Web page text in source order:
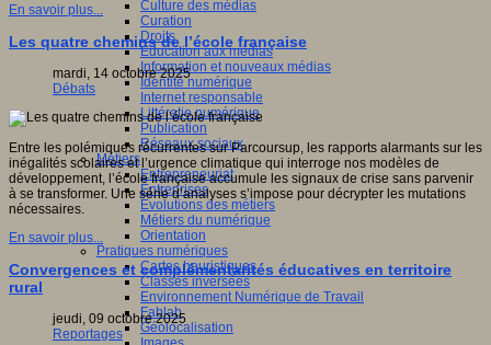
Culture des médias
Curation
Droits
Education aux médias
Information et nouveaux médias
Identité numérique
Internet responsable
Littératie numérique
Publication
Réseaux sociaux
Métiers
Entrepreneuriat
Entreprises
Evolutions des métiers
Métiers du numérique
Orientation
Pratiques numériques
Cartes heuristiques
Classes inversées
Environnement Numérique de Travail
Fablab
Géolocalisation
En savoir plus...
Les quatre chemins de l’école française
mardi, 14 octobre 2025
Débats
Entre les polémiques récurrentes sur Parcoursup, les rapports alarmants sur les
inégalités scolaires et l’urgence climatique qui interroge nos modèles de
développement, l’école française accumule les signaux de crise sans parvenir
à se transformer. Une série d’analyses s’impose pour décrypter les mutations
nécessaires.
En savoir plus...
Convergences et complémentarités éducatives en territoire
rural
jeudi, 09 octobre 2025
Reportages